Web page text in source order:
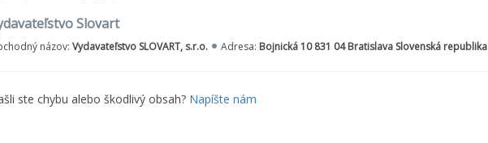
Slovart
názov: Vydavateľstvo SLOVART, s.r.o. Adresa: Bojnická 10 831 04 Bratislava Slovenská republika
ste chybu alebo škodlivý obsah? Napíšte nám